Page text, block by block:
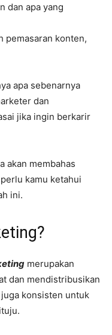
dan apa yang
pemasaran konten,
apa sebenarnya
dan
jika ingin berkarir
akan membahas
kamu ketahui
ini.
merupakan
dan mendistribusikan
konsisten untuk